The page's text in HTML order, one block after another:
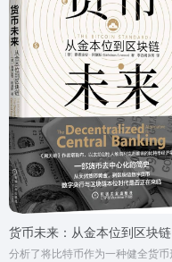
货币未来：从金本位到区块链